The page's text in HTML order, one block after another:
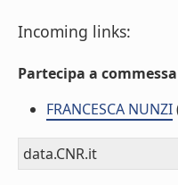
Incoming links:
Partecipa a commessa
FRANCESCA NUNZI
data.CNR.it